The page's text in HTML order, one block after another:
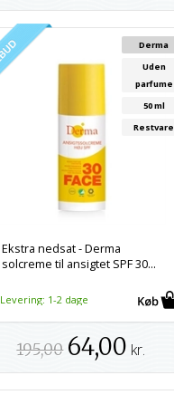
Ekstra nedsat - Derma
solcreme til ansigtet SPF 30...
Derma
Uden
parfume
50 ml
Restvare
Levering: 1-2 dage
195,00 64,00 kr.